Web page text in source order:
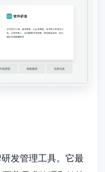
发管理工具。它最